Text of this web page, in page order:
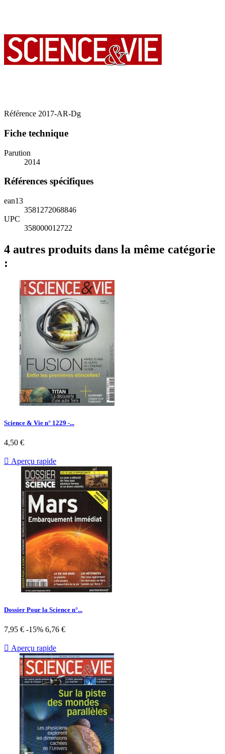
Référence 2017-AR-Dg
Fiche technique
Parution
2014
Références spécifiques
ean13
3581272068846
UPC
358000012722
4 autres produits dans la même catégorie
:
Science & Vie n° 1229 -...
Prix
4,50 €
 Aperçu rapide
Dossier Pour la Science n°...
Prix
base
7,95 € -15% Prix
6,76 €
 Aperçu rapide